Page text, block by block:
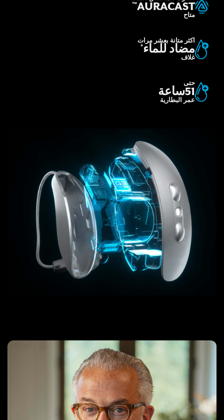
AURACAST
™
متاح
اكثر متانة بعشر مرات
مضاد للماء*
غلاف
حتى
51ساعة
عمر البطارية